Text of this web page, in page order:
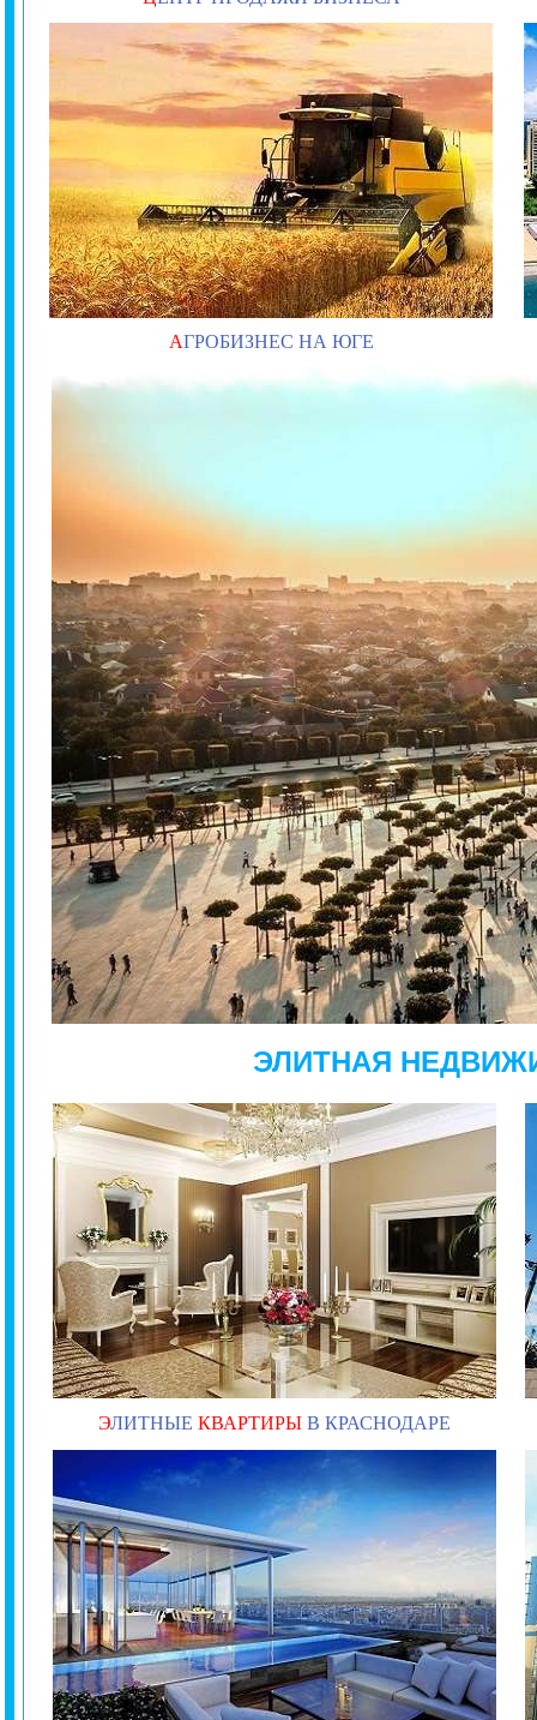
АГРОБИЗНЕС НА ЮГЕ
ЭЛИТНАЯ
ЭЛИТНЫЕ КВАРТИРЫ В КРАСНОДАРЕ